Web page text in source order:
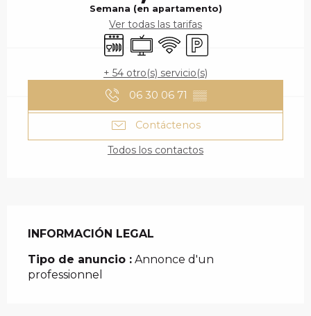
Semana (en apartamento)
Ver todas las tarifas
Lavavajillas
Televisión
Wifi Aparcamiento
+ 54 otro(s) servicio(s)
06 30 06 71 ▒▒
Contáctenos
Todos los contactos
INFORMACIÓN LEGAL
INFORMACIÓN LEGAL
Tipo de anuncio : Annonce d'un
professionnel